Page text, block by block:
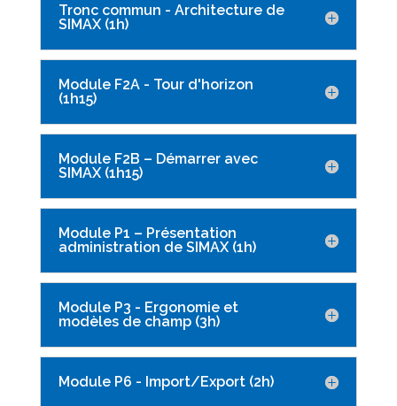
Tronc commun - Architecture de
SIMAX (1h)
Module F2A - Tour d'horizon
(1h15)
Module F2B – Démarrer avec
SIMAX (1h15)
Module P1 – Présentation
administration de SIMAX (1h)
Module P3 - Ergonomie et
modèles de champ (3h)
Module P6 - Import/Export (2h)